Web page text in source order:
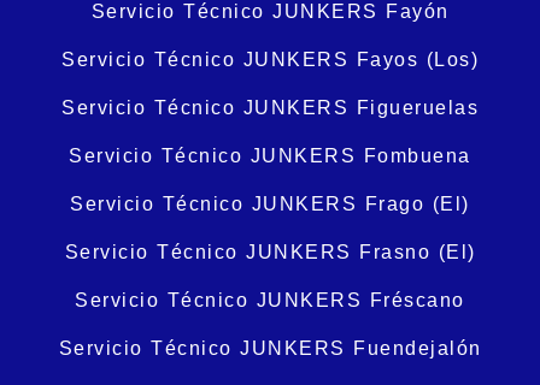
Servicio Técnico JUNKERS Fayón
Servicio Técnico JUNKERS Fayos (Los)
Servicio Técnico JUNKERS Figueruelas
Servicio Técnico JUNKERS Fombuena
Servicio Técnico JUNKERS Frago (El)
Servicio Técnico JUNKERS Frasno (El)
Servicio Técnico JUNKERS Fréscano
Servicio Técnico JUNKERS Fuendejalón